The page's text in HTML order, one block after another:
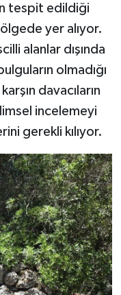
tespit edildiği
yer alıyor.
alanlar dışında
olmadığı
davacıların
incelemeyi
gerekli kılıyor.